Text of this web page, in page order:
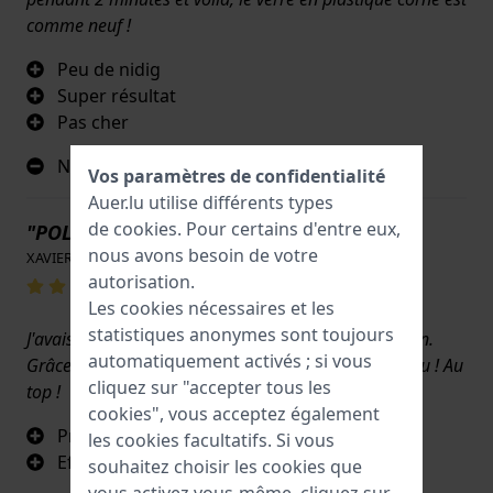
comme neuf !
Peu de nidig
Super résultat
Pas cher
Non
"POLYWATCH"
XAVIER AUDEMAR · 17 juin 2022
J'avais des tâches et des petites rayures sur le cadran.
Grâce au polish et à un bout de coton, tout a disparu ! Au
top !
Produit miracle
Efficacité immédiate
Vos paramètres de confidentialité
Auer.lu utilise différents types
de cookies. Pour certains d'entre eux,
nous avons besoin de votre
autorisation.
Les cookies nécessaires et les
statistiques anonymes sont toujours
automatiquement activés ; si vous
cliquez sur "accepter tous les
cookies", vous acceptez également
les cookies facultatifs. Si vous
souhaitez choisir les cookies que